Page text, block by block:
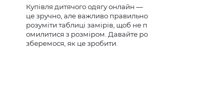
Купівля дитячого одягу онлайн —
це зручно, але важливо правильно
розуміти таблиці замірів, щоб не п
омилитися з розміром. Давайте ро
зберемося, як це зробити.